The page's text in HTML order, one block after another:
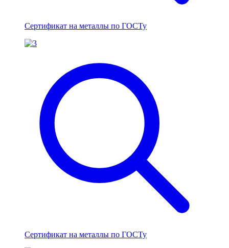
Сертификат на металлы по ГОСТу
Сертификат на металлы по ГОСТу